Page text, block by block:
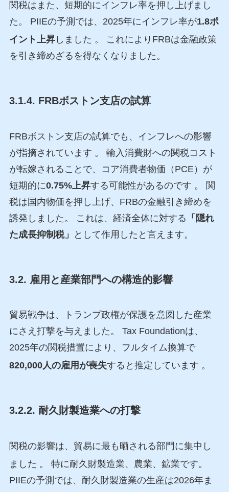
関税はまた、短期的にインフレ率を押し上げまし
た。 PIIEの予測では、2025年にインフレ率が1.8ポ
イント上昇しました 。 これによりFRBは金融政策
を引き締めざるを得なくなりました。
3.1.4. FRBボストン支店の試算
FRBボストン支店の試算でも、インフレへの影響
が指摘されています 。 輸入消費財への関税コスト
が転嫁されることで、コア消費者物価（PCE）が
短期的に0.75%上昇する可能性があるのです 。 関
税は国内物価を押し上げ、FRBの金融引き締めを
誘発しました。 これは、経済全体に対する 「隠れ
た成長抑制税」
として作用したと言えます。
3.2. 雇用と産業部門への構造的影響
貿易戦争は、トランプ政権が保護を意図した産業
にさえ打撃を与えました。 Tax Foundationは、
2025年の関税措置により、フルタイム換算で
820,000人の雇用が喪失すると推定しています 。
3.2.2. 耐久財製造業への打撃
関税の影響は、貿易に最も晒される部門に集中し
ました 。 特に耐久財製造業、農業、鉱業です。
PIIEの予測では、耐久財製造業の生産は2026年ま